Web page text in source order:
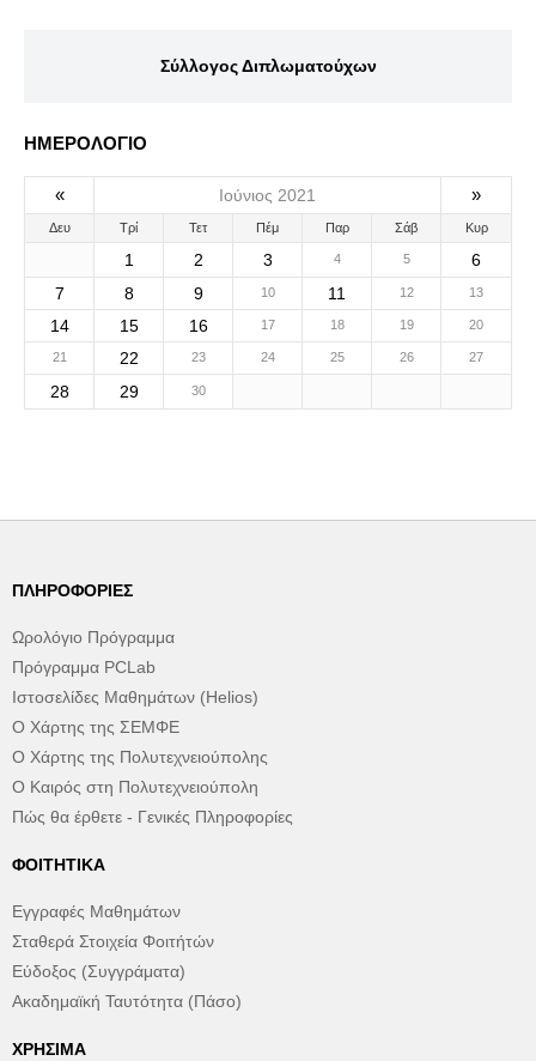
Σύλλογος Διπλωματούχων
ΗΜΕΡΟΛΟΓΙΟ
« Ιούνιος 2021 »
Δευ Τρί Τετ Πέμ Παρ Σάβ Κυρ
1 2 3 4 5
6
7
8 9 10 11 12 13
14 15 16 17 18 19 20
21 22 23 24 25 26 27
28 29 30
ΠΛΗΡΟΦΟΡΊΕΣ
Ωρολόγιο Πρόγραμμα
Πρόγραμμα PCLab
Ιστοσελίδες Μαθημάτων (Helios)
Ο Χάρτης της ΣΕΜΦΕ
Ο Χάρτης της Πολυτεχνειούπολης
Ο Καιρός στη Πολυτεχνειούπολη
Πώς θα έρθετε - Γενικές Πληροφορίες
ΦΟΙΤΗΤΙΚΆ
Εγγραφές Μαθημάτων
Σταθερά Στοιχεία Φοιτήτών
Εύδοξος (Συγγράματα)
Ακαδημαϊκή Ταυτότητα (Πάσο)
ΧΡΉΣΙΜΑ